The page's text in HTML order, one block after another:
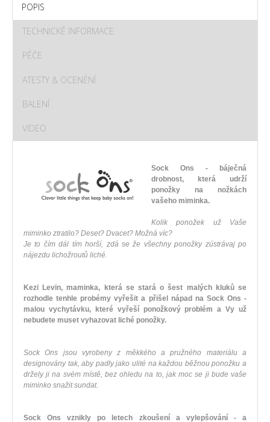
POPIS
TECHNICKÉ INFORMACE
PÉČE
ATESTY & OCENĚNÍ
BALENÍ
VIDEO
Sock Ons - báječná
drobnost, která udrží
ponožky na nožkách
vašeho miminka.
Kolik ponožek už Vaše
miminko ztratilo? Deset? Dvacet? Možná víc?
Je to čím dál tím horší, zdá se že všechny ponožky zústrávaj po
nájezdu lichožroutů liché.
Kezi Levin, maminka, která se stará o šest malých kluků se
rozhodle tenhle probémy vyřešit a přišel nápad na Sock Ons -
malou vychytávku, které vyřeší ponožkový problém a Vy už
nebudete muset vyhazovat liché ponožky.
Sock Ons jsou vyrobeny z měkkého a pružného materiálu a
designovány tak, aby padly jako ulité na každou běžnou ponožku a
držely ji na svém místě, bez ohledu na to, jak moc se ji bude vaše
miminko snažit sundat.
Sock Ons vznikly po letech zkoušení a vylepšování - a